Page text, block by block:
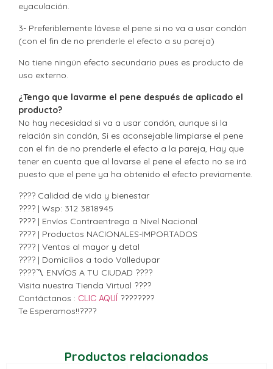
eyaculación.
3- Preferiblemente lávese el pene si no va a usar condón
(con el fin de no prenderle el efecto a su pareja)
No tiene ningún efecto secundario pues es producto de
uso externo.
¿Tengo que lavarme el pene después de aplicado el
producto?
No hay necesidad si va a usar condón, aunque si la
relación sin condón, Si es aconsejable limpiarse el pene
con el fin de no prenderle el efecto a la pareja, Hay que
tener en cuenta que al lavarse el pene el efecto no se irá
puesto que el pene ya ha obtenido el efecto previamente.
???? Calidad de vida y bienestar
???? | Wsp: 312 3818945
???? | Envíos Contraentrega a Nivel Nacional
???? | Productos NACIONALES-IMPORTADOS
???? | Ventas al mayor y detal
???? | Domicilios a todo Valledupar
????〽️ ENVÍOS A TU CIUDAD ????
Visita nuestra Tienda Virtual ????
Contáctanos : CLIC AQUÍ ????????
Te Esperamos!!????
Productos relacionados